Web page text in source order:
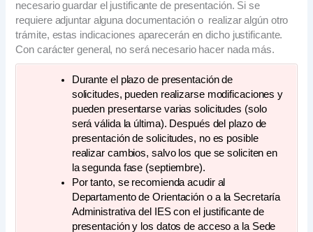
necesario guardar el justificante de presentación. Si se
requiere adjuntar alguna documentación o realizar algún otro
trámite, estas indicaciones aparecerán en dicho justificante.
Con carácter general, no será necesario hacer nada más.
Durante el plazo de presentación de
solicitudes, pueden realizarse modificaciones y
pueden presentarse varias solicitudes (solo
será válida la última). Después del plazo de
presentación de solicitudes, no es posible
realizar cambios, salvo los que se soliciten en
la segunda fase (septiembre).
Por tanto, se recomienda acudir al
Departamento de Orientación o a la Secretaría
Administrativa del IES con el justificante de
presentación y los datos de acceso a la Sede